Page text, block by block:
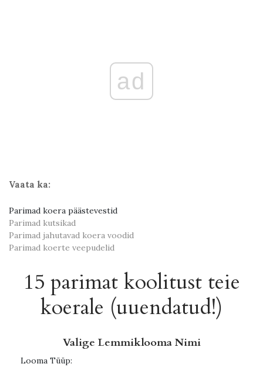
ad
Vaata ka:
Parimad koera päästevestid
Parimad kutsikad
Parimad jahutavad koera voodid
Parimad koerte veepudelid
15 parimat koolitust teie
koerale (uuendatud!)
Valige Lemmiklooma Nimi
Looma Tüüp: